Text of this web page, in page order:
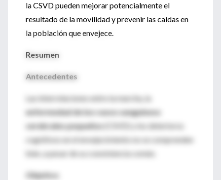
la CSVD pueden mejorar potencialmente el
resultado de la movilidad y prevenir las caídas en
la población que envejece.
Resumen
Antecedentes
Las interrelaciones entre la marcha, la
enfermedad de los vasos sanguíneos
cerebrales pequeños(CSVD) y los deterioros
cognitivos en el envejecimiento no se comprenden
bien, a pesar de su coexistencia común.
Objetivo